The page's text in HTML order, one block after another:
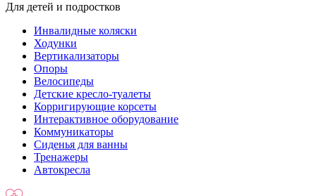
Для детей и подростков
Инвалидные коляски
Ходунки
Вертикализаторы
Опоры
Велосипеды
Детские кресло-туалеты
Корригирующие корсеты
Интерактивное оборудование
Коммуникаторы
Сиденья для ванны
Тренажеры
Автокресла